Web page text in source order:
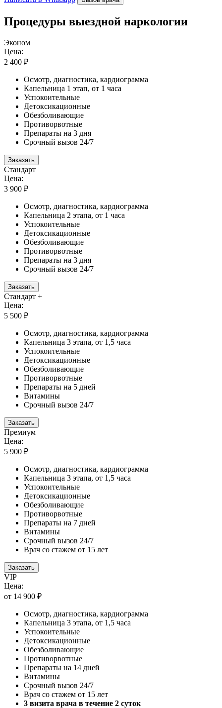
Процедуры выездной наркологии
Эконом
Цена:
2 400 ₽
Осмотр, диагностика, кардиограмма
Капельница 1 этап, от 1 часа
Успокоительные
Детоксикационные
Обезболивающие
Противорвотные
Препараты на 3 дня
Срочный вызов 24/7
Заказать
Стандарт
Цена:
3 900 ₽
Осмотр, диагностика, кардиограмма
Капельница 2 этапа, от 1 часа
Успокоительные
Детоксикационные
Обезболивающие
Противорвотные
Препараты на 3 дня
Срочный вызов 24/7
Заказать
Стандарт +
Цена:
5 500 ₽
Осмотр, диагностика, кардиограмма
Капельница 3 этапа, от 1,5 часа
Успокоительные
Детоксикационные
Обезболивающие
Противорвотные
Препараты на 5 дней
Витамины
Срочный вызов 24/7
Заказать
Премиум
Цена:
5 900 ₽
Осмотр, диагностика, кардиограмма
Капельница 3 этапа, от 1,5 часа
Успокоительные
Детоксикационные
Обезболивающие
Противорвотные
Препараты на 7 дней
Витамины
Срочный вызов 24/7
Врач со стажем от 15 лет
Заказать
VIP
Цена:
от 14 900 ₽
Осмотр, диагностика, кардиограмма
Капельница 3 этапа, от 1,5 часа
Успокоительные
Детоксикационные
Обезболивающие
Противорвотные
Препараты на 14 дней
Витамины
Срочный вызов 24/7
Врач со стажем от 15 лет
3 визита врача в течение 2 суток